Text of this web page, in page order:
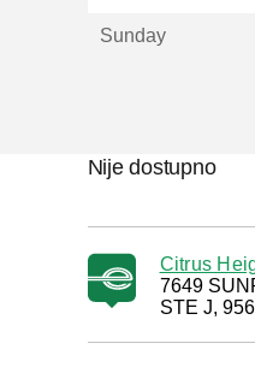
Sunday
Nije dostupno
Citrus
7649
STE J,